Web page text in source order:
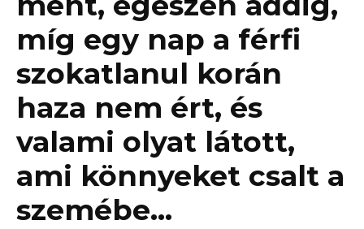
míg egy nap a férfi
szokatlanul korán
haza nem ért, és
valami olyat látott,
ami könnyeket csalt a
szemébe…